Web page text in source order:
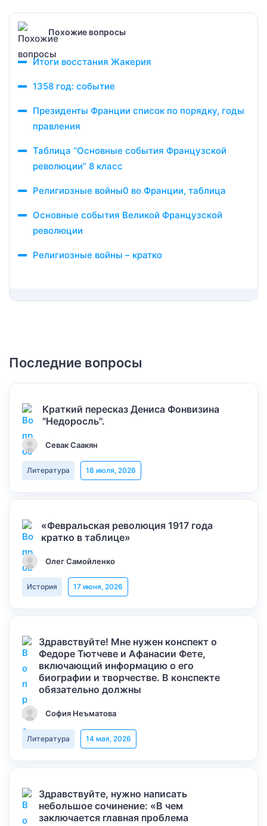
Похожие вопросы
Итоги восстания Жакерия
1358 год: событие
Президенты Франции список по порядку, годы
правления
Таблица “Основные события Французской
революции” 8 класс
Религиозные войны0 во Франции, таблица
Основные события Великой Французской
революции
Религиозные войны – кратко
Последние вопросы
Краткий пересказ Дениса Фонвизина
"Недоросль".
Севак Саакян
Литература 18 июля, 2026
«Февральская революция 1917 года
кратко в таблице»
Олег Самойленко
История 17 июня, 2026
Здравствуйте! Мне нужен конспект о
Федоре Тютчеве и Афанасии Фете,
включающий информацию о его
биографии и творчестве. В конспекте
обязательно должны
София Неъматова
Литература 14 мая, 2026
Здравствуйте, нужно написать
небольшое сочинение: «В чем
заключается главная проблема